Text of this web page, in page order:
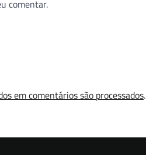
comentar.
em comentários são processados.